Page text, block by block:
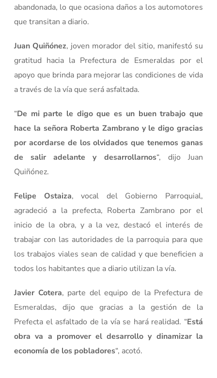
abandonada, lo que ocasiona daños a los automotores
que transitan a diario.
Juan Quiñónez, joven morador del sitio, manifestó su
gratitud hacia la Prefectura de Esmeraldas por el
apoyo que brinda para mejorar las condiciones de vida
a través de la vía que será asfaltada.
“De mi parte le digo que es un buen trabajo que
hace la señora Roberta Zambrano y le digo gracias
por acordarse de los olvidados que tenemos ganas
de salir adelante y desarrollarnos“, dijo Juan
Quiñónez.
Felipe Ostaiza, vocal del Gobierno Parroquial,
agradeció a la prefecta, Roberta Zambrano por el
inicio de la obra, y a la vez, destacó el interés de
trabajar con las autoridades de la parroquia para que
los trabajos viales sean de calidad y que beneficien a
todos los habitantes que a diario utilizan la vía.
Javier Cotera, parte del equipo de la Prefectura de
Esmeraldas, dijo que gracias a la gestión de la
Prefecta el asfaltado de la vía se hará realidad. “Está
obra va a promover el desarrollo y dinamizar la
economía de los pobladores“, acotó.